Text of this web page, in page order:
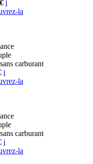
i
la
carburant
i
la
carburant
i
la